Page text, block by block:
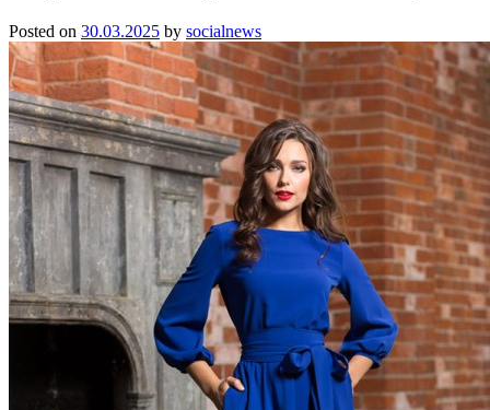
Posted on 30.03.2025 by socialnews